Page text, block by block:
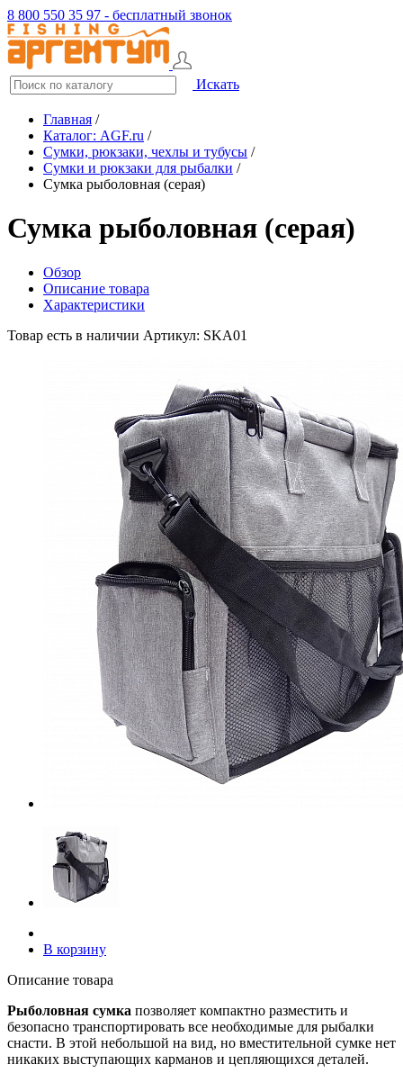
8 800 550 35 97 - бесплатный звонок
Искать
Главная /
Каталог: AGF.ru /
Сумки, рюкзаки, чехлы и тубусы /
Сумки и рюкзаки для рыбалки /
Сумка рыболовная (серая)
Сумка рыболовная (серая)
Обзор
Описание товара
Характеристики
Товар есть в наличии Артикул: SKA01
В корзину
Описание товара
Рыболовная сумка позволяет компактно разместить и
безопасно транспортировать все необходимые для рыбалки
снасти. В этой небольшой на вид, но вместительной сумке нет
никаких выступающих карманов и цепляющихся деталей.